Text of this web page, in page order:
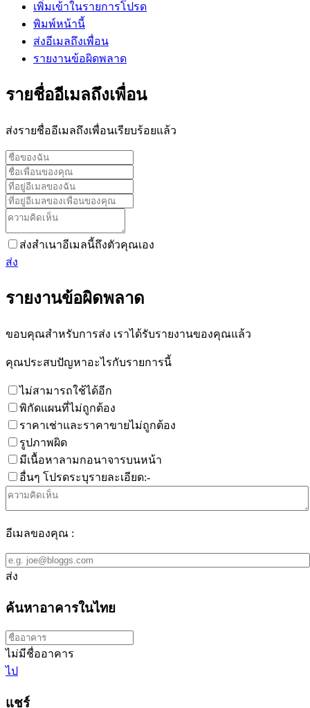
เพิ่มเข้าในรายการโปรด
พิมพ์หน้านี้
ส่งอีเมลถึงเพื่อน
รายงานข้อผิดพลาด
รายชื่ออีเมลถึงเพื่อน
ส่งรายชื่ออีเมลถึงเพื่อนเรียบร้อยแล้ว
ส่งสำเนาอีเมลนี้ถึงตัวคุณเอง
ส่ง
รายงานข้อผิดพลาด
ขอบคุณสำหรับการส่ง เราได้รับรายงานของคุณแล้ว
คุณประสบปัญหาอะไรกับรายการนี้
ไม่สามารถใช้ได้อีก
พิกัดแผนที่ไม่ถูกต้อง
ราคาเช่าและราคาขายไม่ถูกต้อง
รูปภาพผิด
มีเนื้อหาลามกอนาจารบนหน้า
อื่นๆ โปรดระบุรายละเอียด:-
อีเมลของคุณ :
ส่ง
ค้นหาอาคารในไทย
ไม่มีชื่ออาคาร
ไป
แชร์